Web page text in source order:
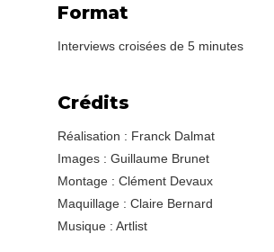
Format
Interviews croisées de 5 minutes
Crédits
Réalisation : Franck Dalmat
Images : Guillaume Brunet
Montage : Clément Devaux
Maquillage : Claire Bernard
Musique : Artlist